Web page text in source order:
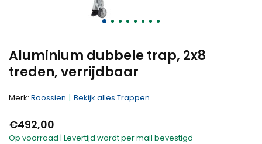
Aluminium dubbele trap, 2x8
treden, verrijdbaar
Merk: Roossien Bekijk alles Trappen
€492,00
Op voorraad | Levertijd wordt per mail bevestigd